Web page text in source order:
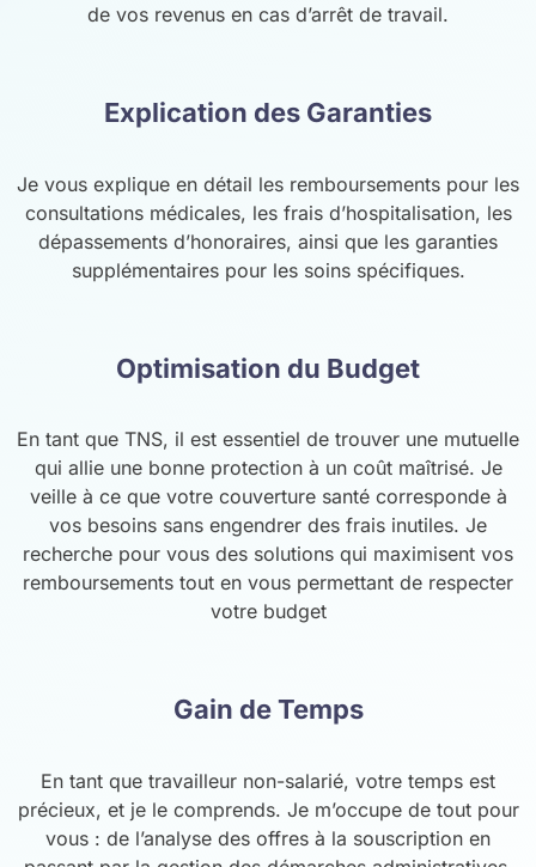
de vos revenus en cas d’arrêt de travail.
Explication des Garanties
Je vous explique en détail les remboursements pour les
consultations médicales, les frais d’hospitalisation, les
dépassements d’honoraires, ainsi que les garanties
supplémentaires pour les soins spécifiques.
Optimisation du Budget
En tant que TNS, il est essentiel de trouver une mutuelle
qui allie une bonne protection à un coût maîtrisé. Je
veille à ce que votre couverture santé corresponde à
vos besoins sans engendrer des frais inutiles. Je
recherche pour vous des solutions qui maximisent vos
remboursements tout en vous permettant de respecter
votre budget
Gain de Temps
En tant que travailleur non-salarié, votre temps est
précieux, et je le comprends. Je m’occupe de tout pour
vous : de l’analyse des offres à la souscription en